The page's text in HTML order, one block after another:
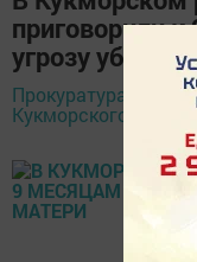
приговорили
угрозу
Прокуратура
Кукморского